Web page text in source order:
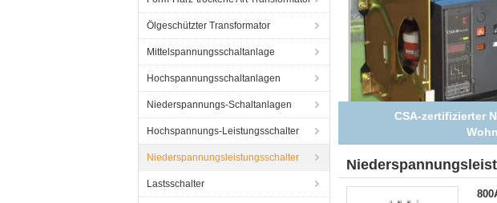
Ölgeschützter Transformator
Mittelspannungsschaltanlage
Hochspannungsschaltanlagen
Niederspannungs-Schaltanlagen
Hochspannungs-Leistungsschalter
Niederspannungsleistungsschalter
Lastsschalter
CSA-zertifizierter